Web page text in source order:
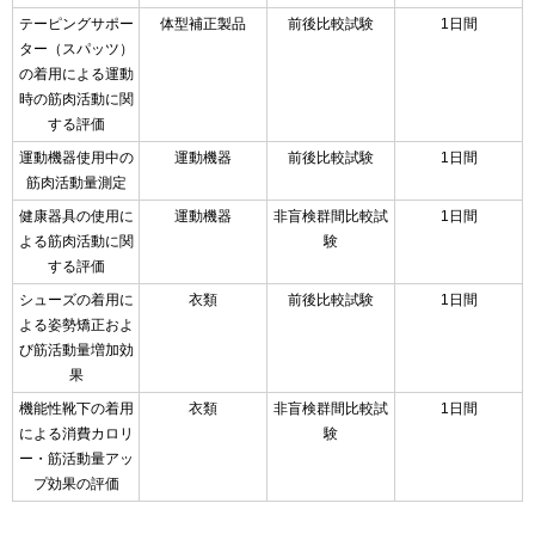
テーピングサポー
ター（スパッツ）
の着用による運動
時の筋肉活動に関
する評価
体型補正製品 前後比較試験 1日間
運動機器使用中の
筋肉活動量測定
運動機器 前後比較試験 1日間
健康器具の使用に
よる筋肉活動に関
する評価
運動機器
非盲検群間比較試
験
1日間
シューズの着用に
よる姿勢矯正およ
び筋活動量増加効
果
衣類 前後比較試験 1日間
機能性靴下の着用
による消費カロリ
ー・筋活動量アッ
プ効果の評価
衣類
非盲検群間比較試
験
1日間